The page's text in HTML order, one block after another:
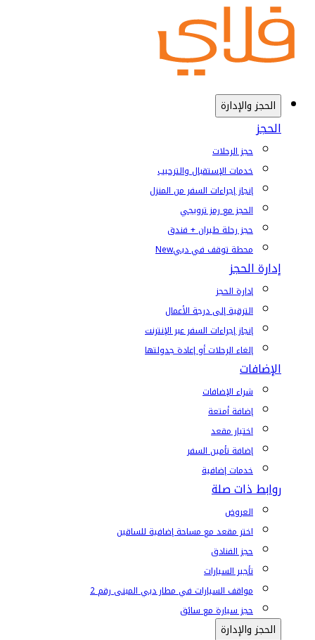
الحجز والإدارة
الحجز
حجز الرحلات
خدمات الإستقبال والترحيب
إنجاز إجراءات السفر من المنزل
الحجز مع رمز ترويجي
حجز رحلة طيران + فندق
محطة توقف في دبيNew
إدارة الحجز
إدارة الحجز
الترقية إلى درجة الأعمال
إنجاز إجراءات السفر عبر الإنترنت
إلغاء الرحلات أو إعادة جدولتها
الإضافات
شراء الإضافات
إضافة أمتعة
اختيار مقعد
إضافة تأمين السفر
خدمات إضافية
روابط ذات صلة
العروض
اختر مقعد مع مساحة إضافية للساقين
حجز الفنادق
تأجير السيارات
مواقف السيارات في مطار دبي المبنى رقم 2
حجز سيارة مع سائق
الحجز والإدارة